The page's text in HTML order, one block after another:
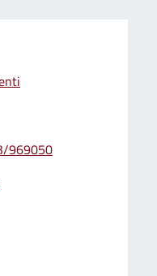
969050